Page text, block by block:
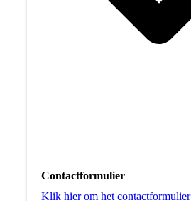
Contactformulier
Klik hier om het contactformulier